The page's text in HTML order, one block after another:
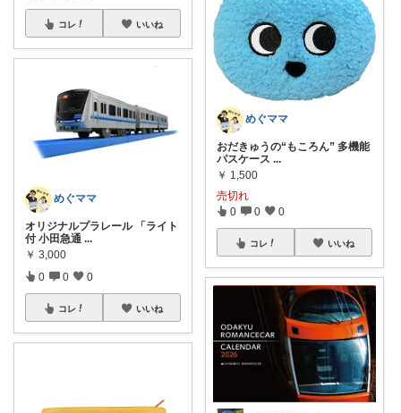
コレ いいね
めぐママ
オリジナルプラレール 「ライト
付 小田急通 ...
￥ 3,000
0 0 0
コレ いいね
めぐママ
おだきゅうの“もころん” 多機能
パスケース ...
￥ 1,500
売切れ
0 0 0
コレ いいね